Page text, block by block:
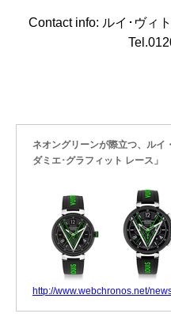
Contact info: ルイ･ヴィ
ネオングリーンが際立つ、ルイ
ダミエ･グラフィット レース」
http://www.webchronos.net/